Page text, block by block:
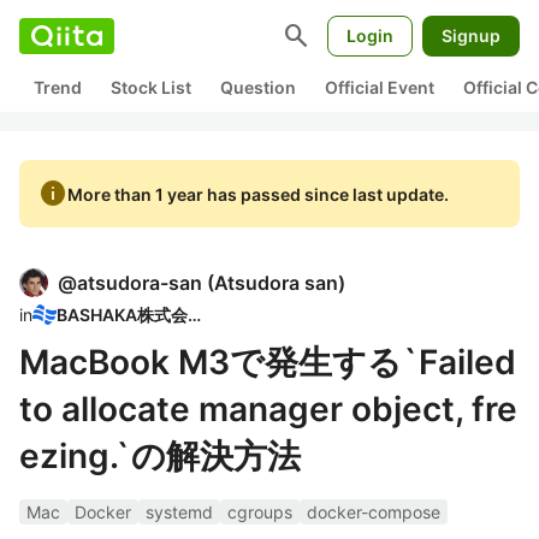
search Login Signup
Trend Stock List Question Official Event Official
infoMore than 1 year has passed since last update.
@atsudora-san (Atsudora san)
in BASHAKA株式会社
MacBook M3で発生する`Failed
to allocate manager object, fre
ezing.`の解決方法
Mac Docker systemd cgroups docker-compose